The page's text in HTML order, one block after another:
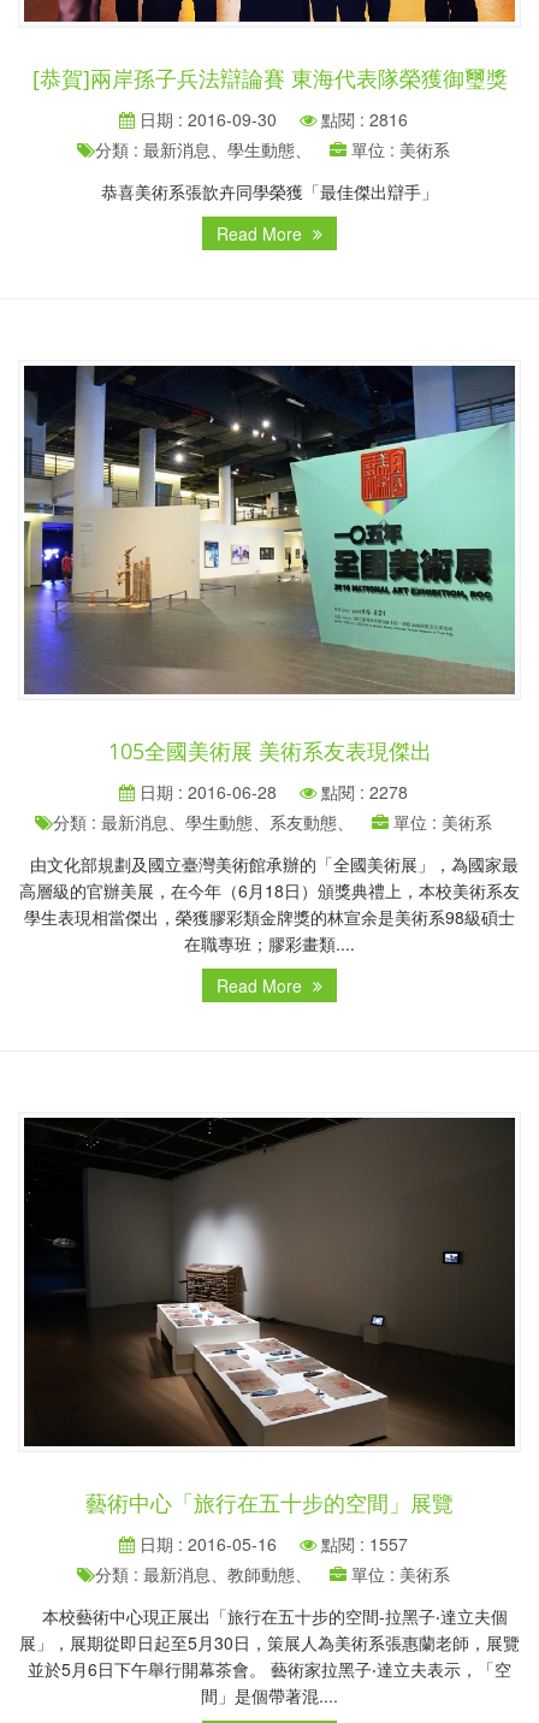
[恭賀]兩岸孫子兵法辯論賽 東海代表隊榮獲御璽獎
日期 : 2016-09-30
點閱 : 2816
分類 : 最新消息、學生動態、
單位 : 美術系
恭喜美術系張歆卉同學榮獲「最佳傑出辯手」
Read More
105全國美術展 美術系友表現傑出
日期 : 2016-06-28
點閱 : 2278
分類 : 最新消息、學生動態、系友動態、
單位 : 美術系
由文化部規劃及國立臺灣美術館承辦的「全國美術展」，為國家最
高層級的官辦美展，在今年（6月18日）頒獎典禮上，本校美術系友
學生表現相當傑出，榮獲膠彩類金牌獎的林宣余是美術系98級碩士
在職專班；膠彩畫類....
Read More
藝術中心「旅行在五十步的空間」展覽
日期 : 2016-05-16
點閱 : 1557
分類 : 最新消息、教師動態、
單位 : 美術系
本校藝術中心現正展出「旅行在五十步的空間-拉黑子‧達立夫個
展」，展期從即日起至5月30日，策展人為美術系張惠蘭老師，展覽
並於5月6日下午舉行開幕茶會。 藝術家拉黑子‧達立夫表示，「空
間」是個帶著混....